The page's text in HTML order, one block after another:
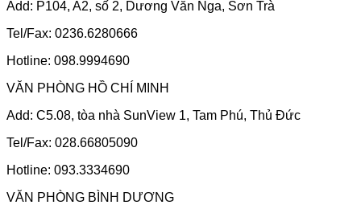
Add: P104, A2, số 2, Dương Văn Nga, Sơn Trà
Tel/Fax: 0236.6280666
Hotline: 098.9994690
VĂN PHÒNG HỒ CHÍ MINH
Add: C5.08, tòa nhà SunView 1, Tam Phú, Thủ Đức
Tel/Fax: 028.66805090
Hotline: 093.3334690
VĂN PHÒNG BÌNH DƯƠNG